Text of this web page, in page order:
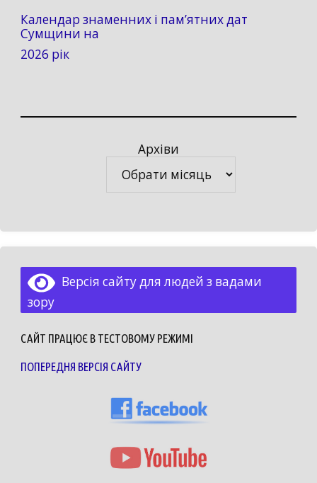
Календар знаменних і пам’ятних дат
Сумщини на
2026 рік
Архіви
Версія сайту для людей з вадами
зору
САЙТ ПРАЦЮЄ В ТЕСТОВОМУ РЕЖИМІ
ПОПЕРЕДНЯ ВЕРСІЯ САЙТУ